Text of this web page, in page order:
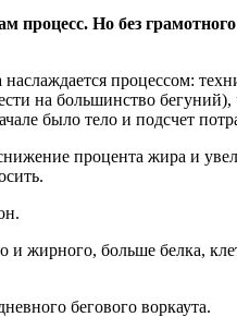
Но без
процессом:
на большинство
было тело и подсчет
процента жира и
жирного, больше белка,
бегового воркаута.